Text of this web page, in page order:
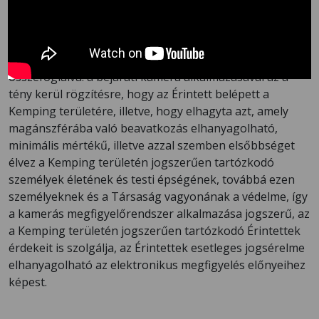
Munkavállalók magánéletébe, magánszférájába
indokolatlan beavatkozást nem valósít meg. A fentieket
összefoglalva: a bejárati kamera alkalmazásával az a
tény kerül rögzítésre, hogy az Érintett belépett a
Kemping területére, illetve, hogy elhagyta azt, amely
magánszférába való beavatkozás elhanyagolható,
minimális mértékű, illetve azzal szemben elsőbbséget
élvez a Kemping területén jogszerűen tartózkodó
személyek életének és testi épségének, továbbá ezen
személyeknek és a Társaság vagyonának a védelme, így
a kamerás megfigyelőrendszer alkalmazása jogszerű, az
a Kemping területén jogszerűen tartózkodó Érintettek
érdekeit is szolgálja, az Érintettek esetleges jogsérelme
elhanyagolható az elektronikus megfigyelés előnyeihez
képest.